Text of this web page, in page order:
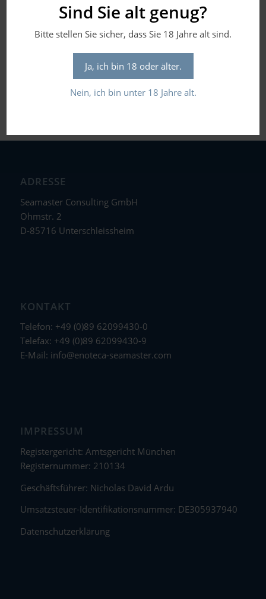
Sind Sie alt genug?
Bitte stellen Sie sicher, dass Sie 18 Jahre alt sind.
Ja, ich bin 18 oder älter.
Nein, ich bin unter 18 Jahre alt.
Cutrera – Frescolio Olio Extra Vergine – 2024
(Preis pro Liter:
inkl. 19 % MwSt. zzgl.
Versandkosten
Flaschengröße in Liter: 0,5
ADRESSE
Seamaster Consulting GmbH
Ohmstr. 2
D-85716 Unterschleissheim
KONTAKT
Telefon: +49 (0)89 62099430-0
Telefax: +49 (0)89 62099430-9
E-Mail: info@enoteca-seamaster.com
IMPRESSUM
Registergericht: Amtsgericht München
Registernummer: 210134
Geschäftsführer: Nicholas David Ardu
Umsatzsteuer-Identifikationsnummer: DE305937940
Datenschutzerklärung